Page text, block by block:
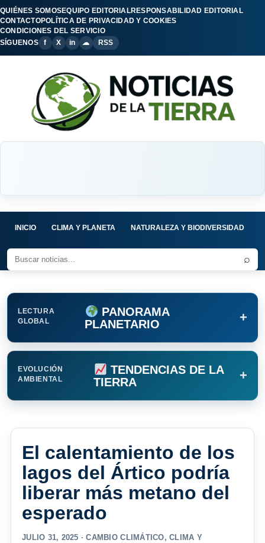
QUIÉNES SOMOSEQUIPO EDITORIALRESPONSABILIDAD EDITORIAL
CONTACTOPOLÍTICA DE PRIVACIDAD Y COOKIES
CONDICIONES DEL SERVICIO
SÍGUENOS
f X in ☁ RSS
INICIO CLIMA Y PLANETA NATURALEZA Y BIODIVERSIDAD
⌕
LECTURA
GLOBAL
PANORAMA
PLANETARIO
+
EVOLUCIÓN
AMBIENTAL
TENDENCIAS DE LA
TIERRA
+
El calentamiento de los
lagos del Ártico podría
liberar más metano del
esperado
JULIO 31, 2025 ·CAMBIO CLIMÁTICO,CLIMA Y